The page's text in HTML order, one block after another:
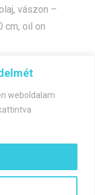
weboldalam
vászon –
cm, oil on